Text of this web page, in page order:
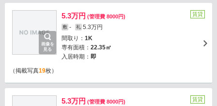
画像を
見る
5.3万円 (管理費 8000円)
敷 - 礼 5.3万円
間取り： 1K
専有面積： 22.35㎡
入居時期： 即
賃貸
（掲載写真19枚）
5.3万円 (管理費 8000円) 賃貸